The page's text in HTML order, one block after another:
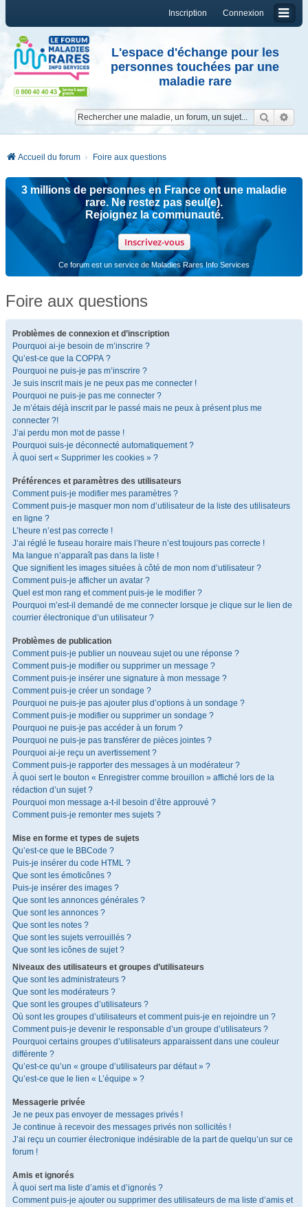
Connexion
Inscription
L'espace d'échange pour les
personnes touchées par une
maladie rare
Accueil du forum Foire aux questions
3 millions de personnes en France ont une maladie
rare. Ne restez pas seul(e).
Rejoignez la communauté.
Inscrivez-vous
Ce forum est un service de Maladies Rares Info Services
Foire aux questions
Problèmes de connexion et d’inscription
Pourquoi ai-je besoin de m’inscrire ?
Qu’est-ce que la COPPA ?
Pourquoi ne puis-je pas m’inscrire ?
Je suis inscrit mais je ne peux pas me connecter !
Pourquoi ne puis-je pas me connecter ?
Je m’étais déjà inscrit par le passé mais ne peux à présent plus me
connecter ?!
J’ai perdu mon mot de passe !
Pourquoi suis-je déconnecté automatiquement ?
À quoi sert « Supprimer les cookies » ?
Préférences et paramètres des utilisateurs
Comment puis-je modifier mes paramètres ?
Comment puis-je masquer mon nom d’utilisateur de la liste des utilisateurs
en ligne ?
L’heure n’est pas correcte !
J’ai réglé le fuseau horaire mais l’heure n’est toujours pas correcte !
Ma langue n’apparaît pas dans la liste !
Que signifient les images situées à côté de mon nom d’utilisateur ?
Comment puis-je afficher un avatar ?
Quel est mon rang et comment puis-je le modifier ?
Pourquoi m’est-il demandé de me connecter lorsque je clique sur le lien de
courrier électronique d’un utilisateur ?
Problèmes de publication
Comment puis-je publier un nouveau sujet ou une réponse ?
Comment puis-je modifier ou supprimer un message ?
Comment puis-je insérer une signature à mon message ?
Comment puis-je créer un sondage ?
Pourquoi ne puis-je pas ajouter plus d’options à un sondage ?
Comment puis-je modifier ou supprimer un sondage ?
Pourquoi ne puis-je pas accéder à un forum ?
Pourquoi ne puis-je pas transférer de pièces jointes ?
Pourquoi ai-je reçu un avertissement ?
Comment puis-je rapporter des messages à un modérateur ?
À quoi sert le bouton « Enregistrer comme brouillon » affiché lors de la
rédaction d’un sujet ?
Pourquoi mon message a-t-il besoin d’être approuvé ?
Comment puis-je remonter mes sujets ?
Mise en forme et types de sujets
Qu’est-ce que le BBCode ?
Puis-je insérer du code HTML ?
Que sont les émoticônes ?
Puis-je insérer des images ?
Que sont les annonces générales ?
Que sont les annonces ?
Que sont les notes ?
Que sont les sujets verrouillés ?
Que sont les icônes de sujet ?
Niveaux des utilisateurs et groupes d’utilisateurs
Que sont les administrateurs ?
Que sont les modérateurs ?
Que sont les groupes d’utilisateurs ?
Où sont les groupes d’utilisateurs et comment puis-je en rejoindre un ?
Comment puis-je devenir le responsable d’un groupe d’utilisateurs ?
Pourquoi certains groupes d’utilisateurs apparaissent dans une couleur
différente ?
Qu’est-ce qu’un « groupe d’utilisateurs par défaut » ?
Qu’est-ce que le lien « L’équipe » ?
Messagerie privée
Je ne peux pas envoyer de messages privés !
Je continue à recevoir des messages privés non sollicités !
J’ai reçu un courrier électronique indésirable de la part de quelqu’un sur ce
forum !
Amis et ignorés
À quoi sert ma liste d’amis et d’ignorés ?
Comment puis-je ajouter ou supprimer des utilisateurs de ma liste d’amis et